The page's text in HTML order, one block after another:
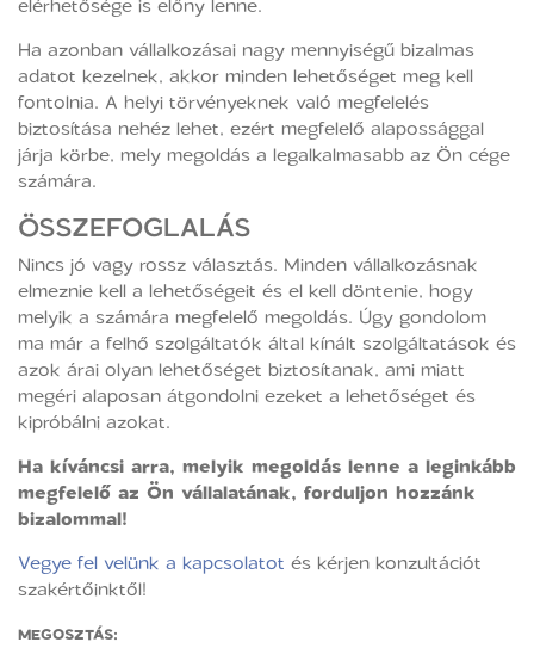
Ha azonban vállalkozásai nagy mennyiségű bizalmas
adatot kezelnek, akkor minden lehetőséget meg kell
fontolnia. A helyi törvényeknek való megfelelés
biztosítása nehéz lehet, ezért megfelelő alapossággal
járja körbe, mely megoldás a legalkalmasabb az Ön cége
számára.
ÖSSZEFOGLALÁS
Nincs jó vagy rossz választás. Minden vállalkozásnak
elmeznie kell a lehetőségeit és el kell döntenie, hogy
melyik a számára megfelelő megoldás. Úgy gondolom
ma már a felhő szolgáltatók által kínált szolgáltatások és
azok árai olyan lehetőséget biztosítanak, ami miatt
megéri alaposan átgondolni ezeket a lehetőséget és
kipróbálni azokat.
Ha kíváncsi arra, melyik megoldás lenne a leginkább
megfelelő az Ön vállalatának, forduljon hozzánk
bizalommal!
Vegye fel velünk a kapcsolatot és kérjen konzultációt
szakértőinktől!
MEGOSZTÁS: